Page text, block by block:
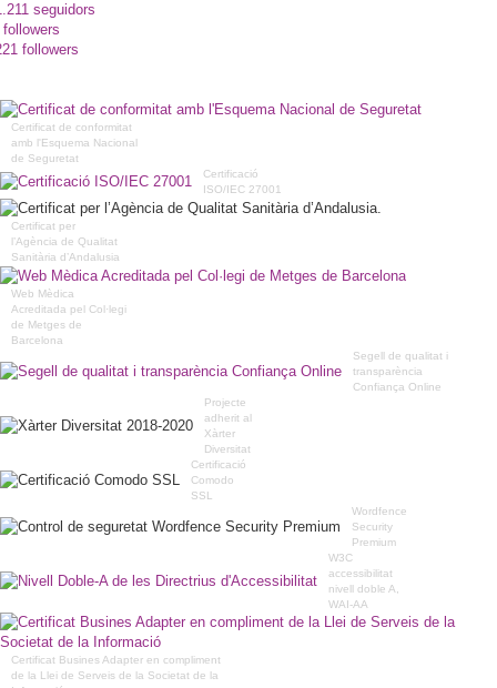
seguidors
followers
followers
Certificat de conformitat
amb l'Esquema Nacional
de Seguretat
Certificació
ISO/IEC 27001
Certificat per
l’Agència de Qualitat
Sanitària d’Andalusia
Web Mèdica
Acreditada pel Col·legi
de Metges de
Barcelona
Segell de qualitat i
transparència
Confiança Online
Projecte
adherit al
Xàrter
Diversitat
Certificació
Comodo
SSL
Wordfence
Security
Premium
W3C
accessibilitat
nivell doble A,
WAI-AA
Certificat Busines Adapter en compliment
de la Llei de Serveis de la Societat de la